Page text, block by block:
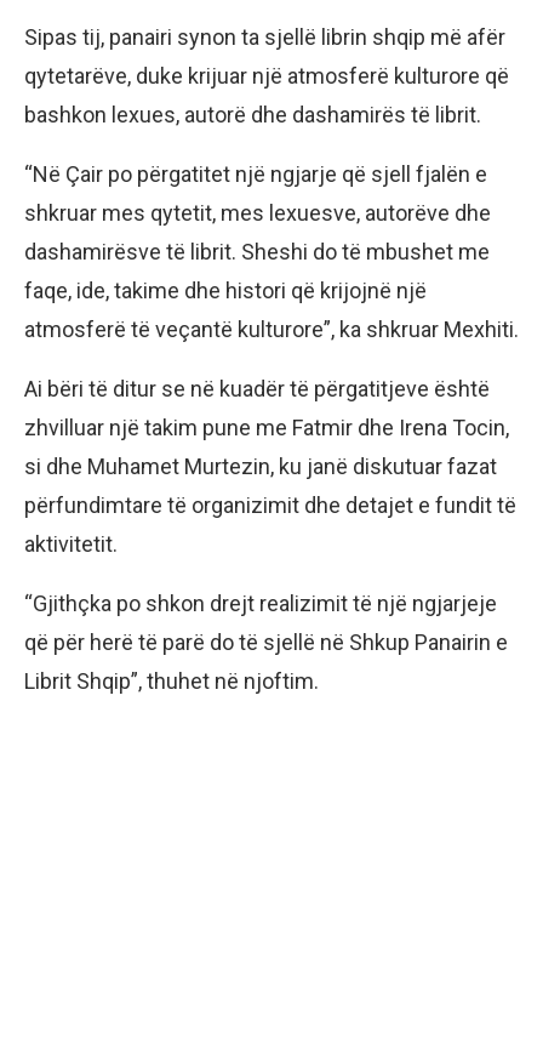
Sipas tij, panairi synon ta sjellë librin shqip më afër
qytetarëve, duke krijuar një atmosferë kulturore që
bashkon lexues, autorë dhe dashamirës të librit.
“Në Çair po përgatitet një ngjarje që sjell fjalën e
shkruar mes qytetit, mes lexuesve, autorëve dhe
dashamirësve të librit. Sheshi do të mbushet me
faqe, ide, takime dhe histori që krijojnë një
atmosferë të veçantë kulturore”, ka shkruar Mexhiti.
Ai bëri të ditur se në kuadër të përgatitjeve është
zhvilluar një takim pune me Fatmir dhe Irena Tocin,
si dhe Muhamet Murtezin, ku janë diskutuar fazat
përfundimtare të organizimit dhe detajet e fundit të
aktivitetit.
“Gjithçka po shkon drejt realizimit të një ngjarjeje
që për herë të parë do të sjellë në Shkup Panairin e
Librit Shqip”, thuhet në njoftim.